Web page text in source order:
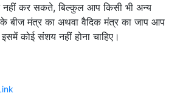
नहीं कर सकते, बिल्कुल आप किसी भी अन्य
के बीज मंत्र का अथवा वैदिक मंत्र का जाप आप
कोई संशय नहीं होना चाहिए।